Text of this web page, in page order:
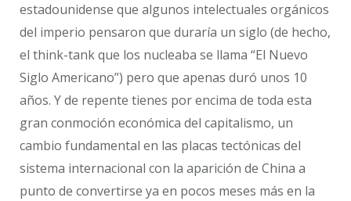
estadounidense que algunos intelectuales orgánicos
del imperio pensaron que duraría un siglo (de hecho,
el think-tank que los nucleaba se llama “El Nuevo
Siglo Americano”) pero que apenas duró unos 10
años. Y de repente tienes por encima de toda esta
gran conmoción económica del capitalismo, un
cambio fundamental en las placas tectónicas del
sistema internacional con la aparición de China a
punto de convertirse ya en pocos meses más en la